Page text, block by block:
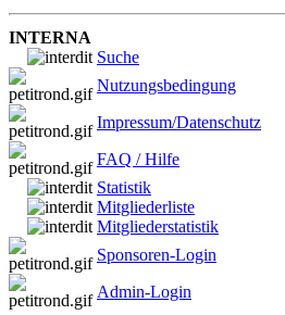
INTERNA
Suche
Nutzungsbedingung
Impressum/Datenschutz
FAQ / Hilfe
Statistik
Mitgliederliste
Mitgliederstatistik
Sponsoren-Login
Admin-Login